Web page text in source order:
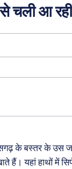
से चली आ
के बस्तर के उस
हैं। यहां हाथों में